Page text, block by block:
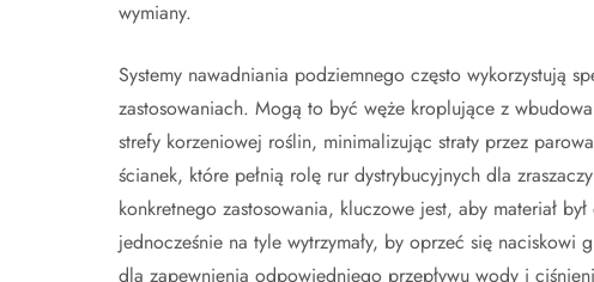
wymiany.
Systemy nawadniania podziemnego często wykorzystują
zastosowaniach. Mogą to być węże kroplujące z
strefy korzeniowej roślin, minimalizując straty przez
ścianek, które pełnią rolę rur dystrybucyjnych dla
konkretnego zastosowania, kluczowe jest, aby materiał
jednocześnie na tyle wytrzymały, by oprzeć się
dla zapewnienia odpowiedniego przepływu wody i